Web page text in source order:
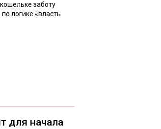
заботу
логике «власть
для начала